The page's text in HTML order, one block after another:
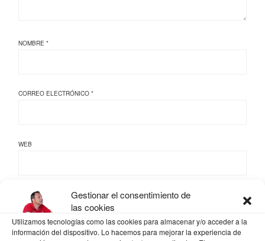
Gestionar el consentimiento de
las cookies
Utilizamos tecnologías como las cookies para almacenar y/o acceder a la
información del dispositivo. Lo hacemos para mejorar la experiencia de
NOMBRE*
CORREO ELECTRÓNICO*
WEB
GUARDA MI NOMBRE, CORREO ELECTRÓNICO Y WEB EN ESTE NAVEGADOR